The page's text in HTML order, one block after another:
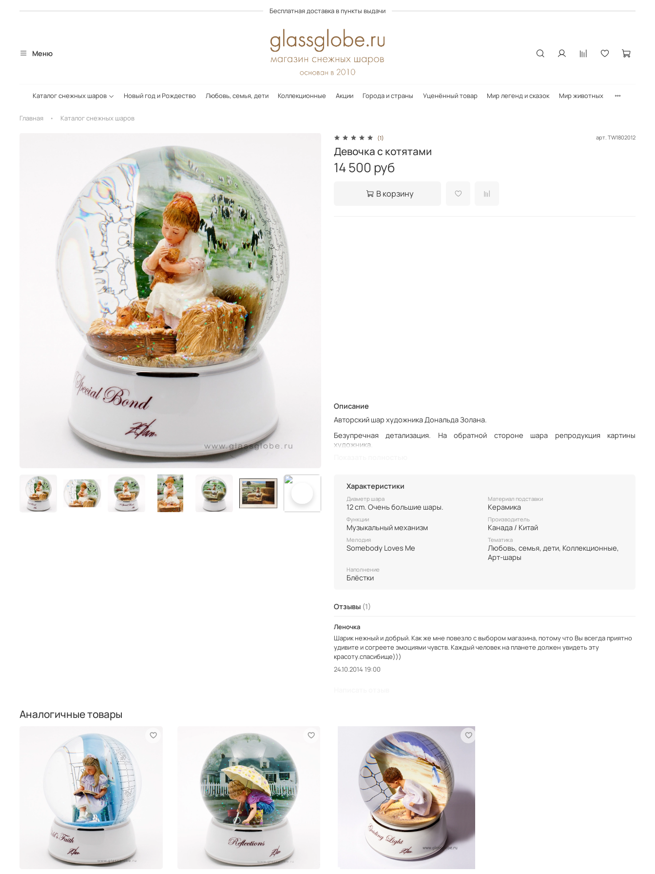
Бесплатная доставка в пункты выдачи
Меню
Каталог снежных шаров Новый год и Рождество Любовь, семья, дети Коллекционные Акции Города и страны Уценённый товар Мир легенд и сказок Мир животных
Главная Каталог снежных шаров
(1) арт. TW1802012
Девочка с котятами
14 500 руб
В корзину
Описание
Авторский шар художника Дональда Золана.
Безупречная детализация. На обратной стороне шара репродукция картины
художника.
Характеристики
Диаметр шара
12 cm. Очень большие шары.
Материал подставки
Керамика
Функции
Музыкальный механизм
Производитель
Канада / Китай
Мелодия
Somebody Loves Me
Тематика
Любовь, семья, дети, Коллекционные,
Арт-шары
Наполнение
Блёстки
Отзывы (1)
Леночка
Шарик нежный и добрый. Как же мне повезло с выбором магазина, потому что Вы всегда приятно
удивите и согреете эмоциями чувств. Каждый человек на планете должен увидеть эту
красоту.спасибище)))
24.10.2014 19:00
Аналогичные товары